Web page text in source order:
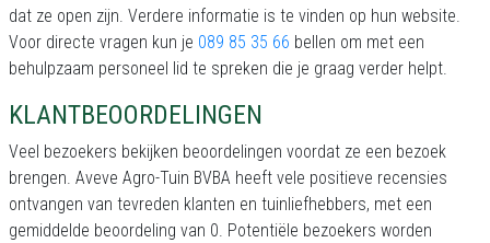
dat ze open zijn. Verdere informatie is te vinden op hun website.
Voor directe vragen kun je 089 85 35 66 bellen om met een
behulpzaam personeel lid te spreken die je graag verder helpt.
KLANTBEOORDELINGEN
Veel bezoekers bekijken beoordelingen voordat ze een bezoek
brengen. Aveve Agro-Tuin BVBA heeft vele positieve recensies
ontvangen van tevreden klanten en tuinliefhebbers, met een
gemiddelde beoordeling van 0. Potentiële bezoekers worden